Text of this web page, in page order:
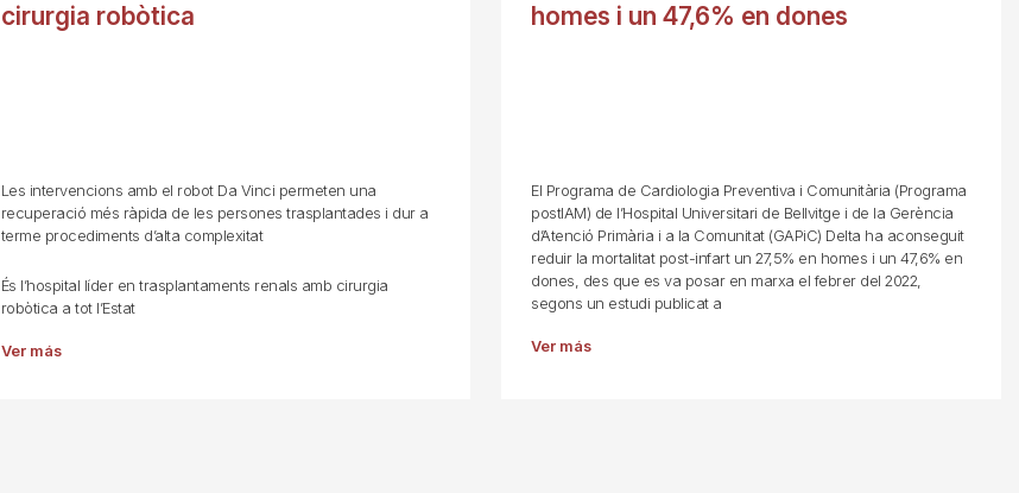
cirurgia robòtica
Les intervencions amb el robot Da Vinci permeten una
recuperació més ràpida de les persones trasplantades i dur a
terme procediments d’alta complexitat
És l’hospital líder en trasplantaments renals amb cirurgia
robòtica a tot l’Estat
Ver más
homes i un 47,6% en dones
El Programa de Cardiologia Preventiva i Comunitària (Programa
postIAM) de l’Hospital Universitari de Bellvitge i de la Gerència
d’Atenció Primària i a la Comunitat (GAPiC) Delta ha aconseguit
reduir la mortalitat post-infart un 27,5% en homes i un 47,6% en
dones, des que es va posar en marxa el febrer del 2022,
segons un estudi publicat a
Ver más